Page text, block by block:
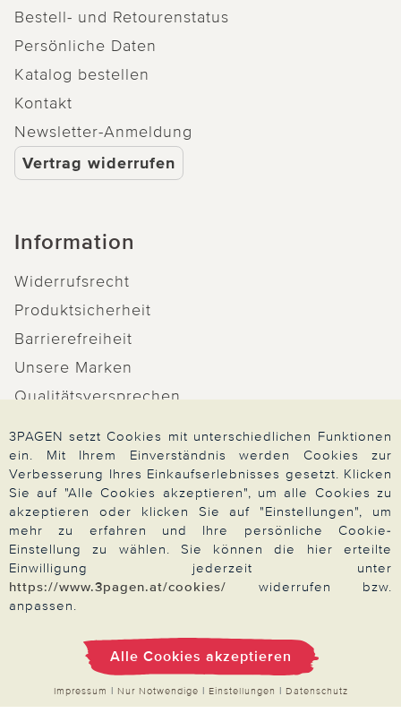
Bestell- und Retourenstatus
Persönliche Daten
Katalog bestellen
Kontakt
Newsletter-Anmeldung
Vertrag widerrufen
Information
Widerrufsrecht
Produktsicherheit
Barrierefreiheit
Unsere Marken
Qualitätsversprechen
Zahlung & Versand
Über 3PAGEN
Impressum|AGB|Datenschutz|Cookies
3PAGEN setzt Cookies mit unterschiedlichen Funktionen
ein. Mit Ihrem Einverständnis werden Cookies zur
Verbesserung Ihres Einkaufserlebnisses gesetzt. Klicken
Sie auf "Alle Cookies akzeptieren", um alle Cookies zu
akzeptieren oder klicken Sie auf "Einstellungen", um
mehr zu erfahren und Ihre persönliche Cookie-
Einstellung zu wählen. Sie können die hier erteilte
Einwilligung jederzeit unter
https://www.3pagen.at/cookies/ widerrufen bzw.
anpassen.
Alle Cookies akzeptieren
Impressum | Nur Notwendige | Einstellungen | Datenschutz